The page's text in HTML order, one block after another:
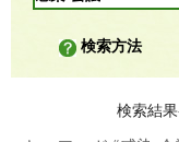
検索方法
検索結